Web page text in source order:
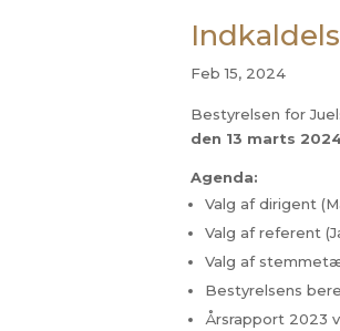
Feb 15, 2024
Bestyrelsen for
den 13 marts
Agenda:
Valg af dirigent
Valg af referent
Valg af
Bestyrelsens
Årsrapport 2023